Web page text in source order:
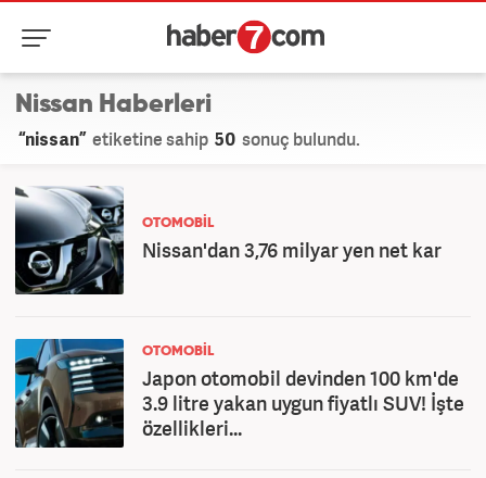
Nissan Haberleri
“nissan” etiketine sahip 50 sonuç bulundu.
OTOMOBİL
Nissan'dan 3,76 milyar yen net kar
OTOMOBİL
Japon otomobil devinden 100 km'de
3.9 litre yakan uygun fiyatlı SUV! İşte
özellikleri...